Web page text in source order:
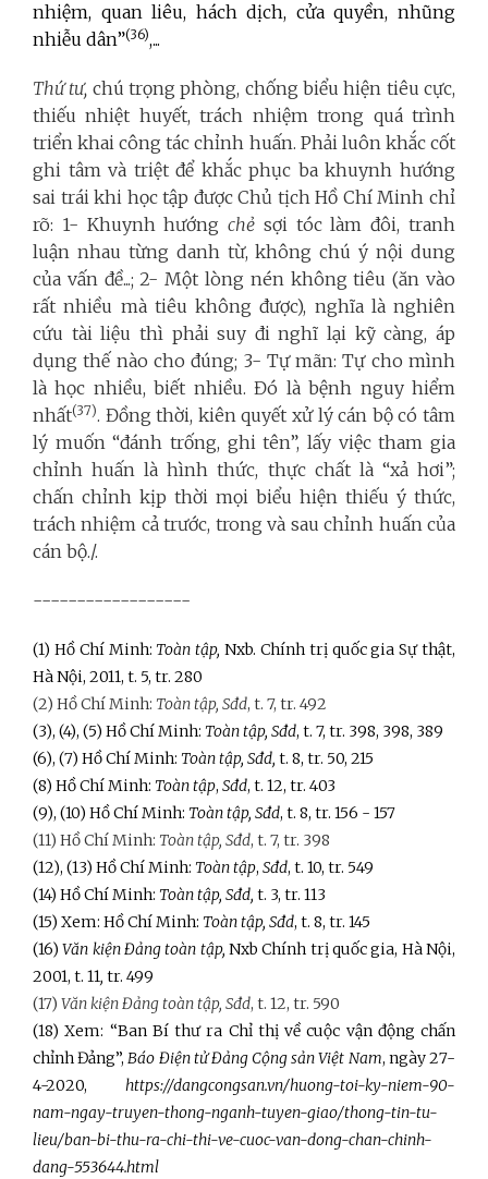
nhiệm, quan liêu, hách dịch, cửa quyền, nhũng
nhiễu dân”(36),...
Thứ tư, chú trọng phòng, chống biểu hiện tiêu cực,
thiếu nhiệt huyết, trách nhiệm trong quá trình
triển khai công tác chỉnh huấn. Phải luôn khắc cốt
ghi tâm và triệt để khắc phục ba khuynh hướng
sai trái khi học tập được Chủ tịch Hồ Chí Minh chỉ
rõ: 1- Khuynh hướngchẻ sợi tóc làm đôi, tranh
luận nhau từng danh từ, không chú ý nội dung
của vấn đề...; 2- Một lòng nén không tiêu (ăn vào
rất nhiều mà tiêu không được), nghĩa là nghiên
cứu tài liệu thì phải suy đi nghĩ lại kỹ càng, áp
dụng thế nào cho đúng; 3- Tự mãn: Tự cho mình
là học nhiều, biết nhiều. Đó là bệnh nguy hiểm
nhất(37). Đồng thời, kiên quyết xử lý cán bộ có tâm
lý muốn “đánh trống, ghi tên”, lấy việc tham gia
chỉnh huấn là hình thức, thực chất là “xả hơi”;
chấn chỉnh kịp thời mọi biểu hiện thiếu ý thức,
trách nhiệm cả trước, trong và sau chỉnh huấn của
cán bộ./.
------------------
(1) Hồ Chí Minh:Toàn tập, Nxb. Chính trị quốc gia Sự thật,
Hà Nội, 2011, t. 5, tr. 280
(2) Hồ Chí Minh: Toàn tập, Sđd, t. 7, tr. 492
(3), (4), (5) Hồ Chí Minh: Toàn tập, Sđd, t. 7, tr. 398, 398, 389
(6), (7) Hồ Chí Minh: Toàn tập, Sđd, t. 8, tr. 50, 215
(8) Hồ Chí Minh: Toàn tập, Sđd, t. 12, tr. 403
(9), (10) Hồ Chí Minh: Toàn tập, Sđd, t. 8, tr. 156 - 157
(11) Hồ Chí Minh: Toàn tập, Sđd, t. 7, tr. 398
(12), (13) Hồ Chí Minh: Toàn tập, Sđd, t. 10, tr. 549
(14) Hồ Chí Minh: Toàn tập, Sđd, t. 3, tr. 113
(15) Xem: Hồ Chí Minh: Toàn tập, Sđd, t. 8, tr. 145
(16)Văn kiện Đảng toàn tập, Nxb Chính trị quốc gia, Hà Nội,
2001, t. 11, tr. 499
(17) Văn kiện Đảng toàn tập, Sđd, t. 12, tr. 590
(18) Xem: “Ban Bí thư ra Chỉ thị về cuộc vận động chấn
chỉnh Đảng”,Báo Điện tử Đảng Cộng sản Việt Nam, ngày 27-
4-2020, https://dangcongsan.vn/huong-toi-ky-niem-90-
nam-ngay-truyen-thong-nganh-tuyen-giao/thong-tin-tu-
lieu/ban-bi-thu-ra-chi-thi-ve-cuoc-van-dong-chan-chinh-
dang-553644.html